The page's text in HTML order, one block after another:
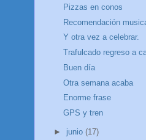
Pizzas en conos
Recomendación
Y otra vez a celebrar.
Trafulcado regreso a
Buen día
Otra semana acaba
Enorme frase
GPS y tren
► junio (17)